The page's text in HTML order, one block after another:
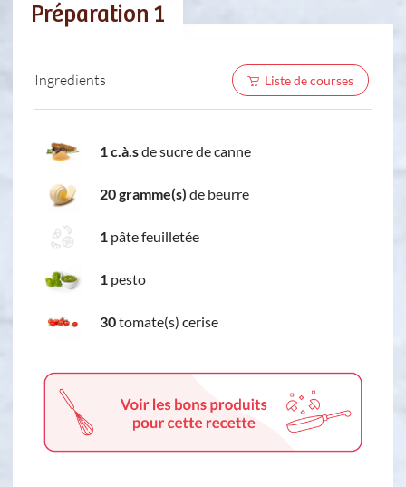
Préparation 1
Ingredients Liste de courses
1 c.à.sde sucre de canne
20 gramme(s) de beurre
1 pâte feuilletée
1 pesto
30tomate(s) cerise